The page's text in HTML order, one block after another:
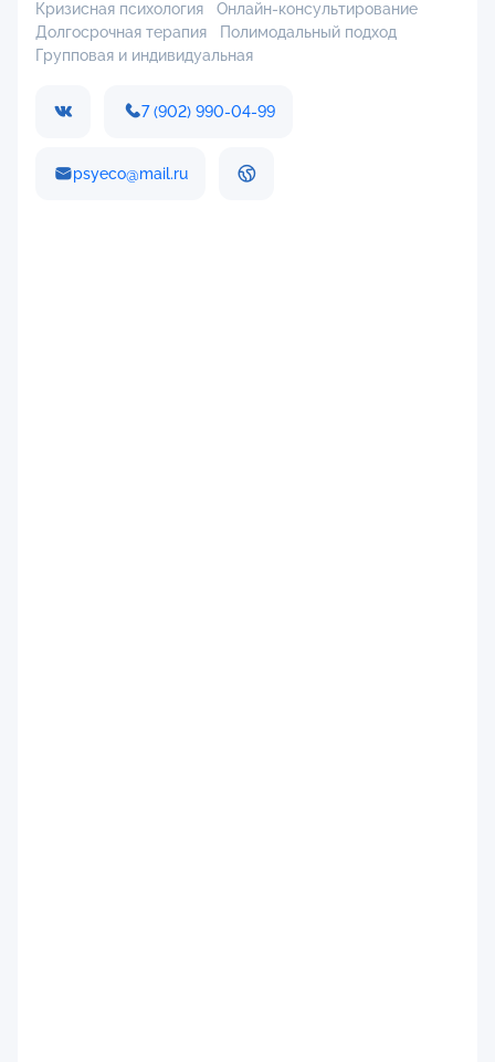
Кризисная психология
Онлайн-консультирование
Долгосрочная терапия
Полимодальный подход
Групповая и индивидуальная
7 (902) 990-04-99
psyeco@mail.ru